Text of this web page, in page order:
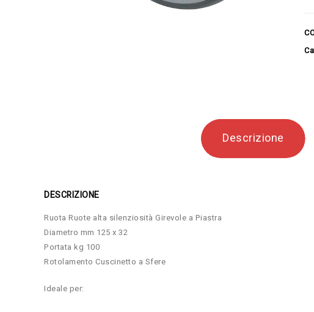
Descrizione
DESCRIZIONE
Ruota Ruote alta silenziosità Girevole a Piastra
Diametro mm 125 x 32
Portata kg 100
Rotolamento Cuscinetto a Sfere
Ideale per: